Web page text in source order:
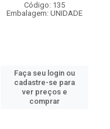
Código: 135
Embalagem: UNIDADE
Faça seu login ou
cadastre-se para
ver preços e
comprar